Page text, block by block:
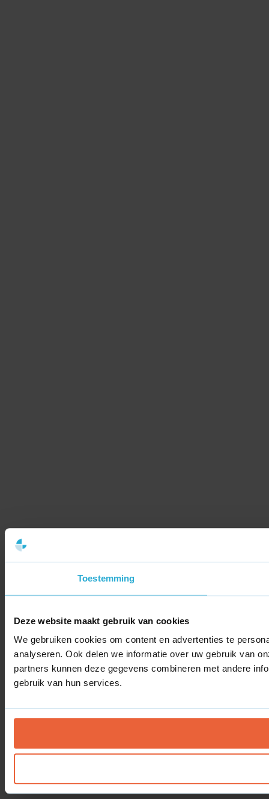
Toestemming
Deze website maakt gebruik van cookies
We gebruiken cookies om content en advertenties te
analyseren. Ook delen we informatie over uw gebruik van
partners kunnen deze gegevens combineren met andere
gebruik van hun services.